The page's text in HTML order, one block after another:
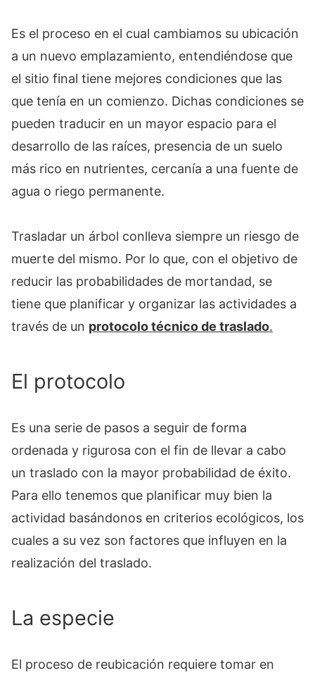
Es el proceso en el cual cambiamos su ubicación
a un nuevo emplazamiento, entendiéndose que
el sitio final tiene mejores condiciones que las
que tenía en un comienzo. Dichas condiciones se
pueden traducir en un mayor espacio para el
desarrollo de las raíces, presencia de un suelo
más rico en nutrientes, cercanía a una fuente de
agua o riego permanente.
Trasladar un árbol conlleva siempre un riesgo de
muerte del mismo. Por lo que, con el objetivo de
reducir las probabilidades de mortandad, se
tiene que planificar y organizar las actividades a
través de un protocolo técnico de traslado.
El protocolo
Es una serie de pasos a seguir de forma
ordenada y rigurosa con el fin de llevar a cabo
un traslado con la mayor probabilidad de éxito.
Para ello tenemos que planificar muy bien la
actividad basándonos en criterios ecológicos, los
cuales a su vez son factores que influyen en la
realización del traslado.
La especie
El proceso de reubicación requiere tomar en